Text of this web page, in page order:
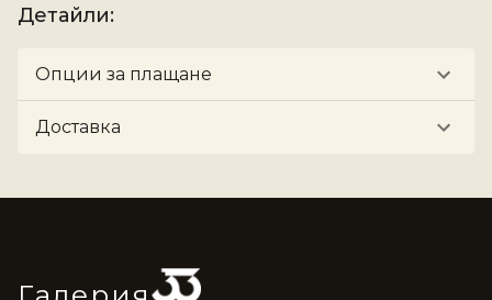
Детайли:
Опции за плащане
Доставка